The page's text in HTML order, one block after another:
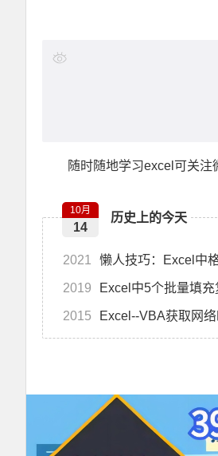
随时随地学习excel可关注
历史上的今天
10月
14
2021 懒人技巧：Excel中
2019 Excel中5个批量填
2015 Excel--VBA获取网络